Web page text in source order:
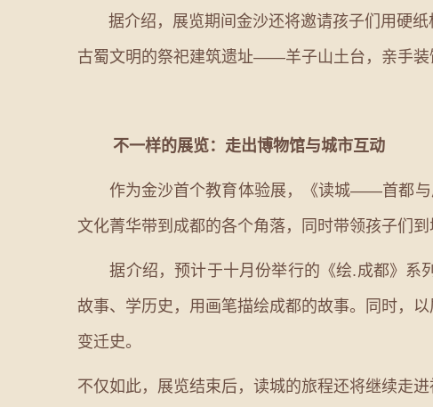
据介绍，展览期间金沙还将邀请孩子们用硬纸
古蜀文明的祭祀建筑遗址——羊子山土台，亲手装
不一样的展览：走出博物馆与城市互动
作为金沙首个教育体验展，《读城——首都与成
文化菁华带到成都的各个角落，同时带领孩子们
据介绍，预计于十月份举行的《绘.成都》系列
故事、学历史，用画笔描绘成都的故事。同时，
变迁史。
不仅如此，展览结束后，读城的旅程还将继续走